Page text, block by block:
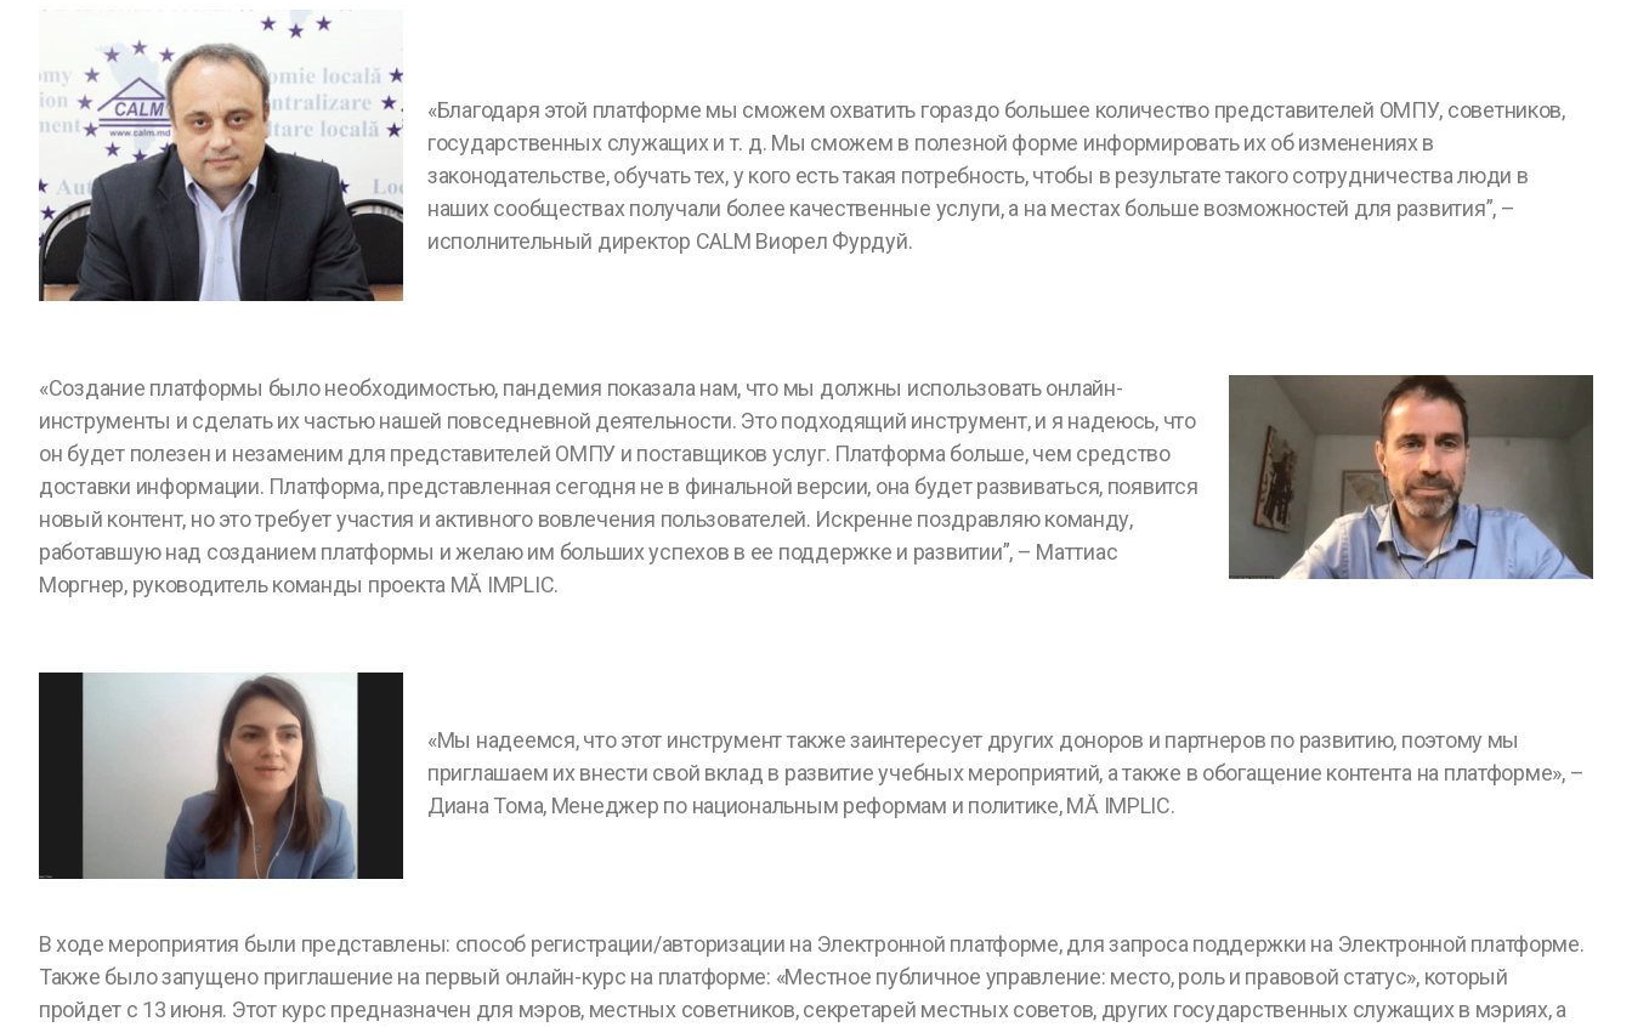
«Благодаря этой платформе мы сможем охватить гораздо большее количество представителей ОМПУ, советников,
государственных служащих и т. д. Мы сможем в полезной форме информировать их об изменениях в
законодательстве, обучать тех, у кого есть такая потребность, чтобы в результате такого сотрудничества люди в
наших сообществах получали более качественные услуги, а на местах больше возможностей для развития”, –
исполнительный директор CALM Виорел Фурдуй.
«Создание платформы было необходимостью, пандемия показала нам, что мы должны использовать онлайн-
инструменты и сделать их частью нашей повседневной деятельности. Это подходящий инструмент, и я надеюсь, что
он будет полезен и незаменим для представителей ОМПУ и поставщиков услуг. Платформа больше, чем средство
доставки информации. Платформа, представленная сегодня не в финальной версии, она будет развиваться, появится
новый контент, но это требует участия и активного вовлечения пользователей. Искренне поздравляю команду,
работавшую над созданием платформы и желаю им больших успехов в ее поддержке и развитии”, – Маттиас
Моргнер, руководитель команды проекта MĂ IMPLIC.
«Мы надеемся, что этот инструмент также заинтересует других доноров и партнеров по развитию, поэтому мы
приглашаем их внести свой вклад в развитие учебных мероприятий, а также в обогащение контента на платформе», –
Диана Тома, Менеджер по национальным реформам и политике, MĂ IMPLIC.
В ходе мероприятия были представлены: способ регистрации/авторизации на Электронной платформе, для запроса поддержки на Электронной платформе.
Также было запущено приглашение на первый онлайн-курс на платформе: «Местное публичное управление: место, роль и правовой статус», который
пройдет с 13 июня. Этот курс предназначен для мэров, местных советников, секретарей местных советов, других государственных служащих в мэриях, а